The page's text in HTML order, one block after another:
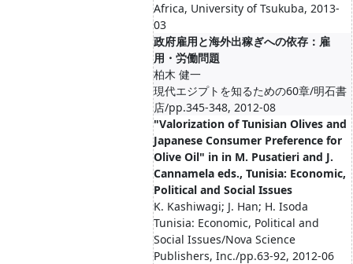
Africa, University of Tsukuba, 2013-
03
政府雇用と海外出稼ぎへの依存：雇
用・労働問題
柏木 健一
現代エジプトを知るための60章/明石書
店/pp.345-348, 2012-08
"Valorization of Tunisian Olives and
Japanese Consumer Preference for
Olive Oil" in in M. Pusatieri and J.
Cannamela eds., Tunisia: Economic,
Political and Social Issues
K. Kashiwagi; J. Han; H. Isoda
Tunisia: Economic, Political and
Social Issues/Nova Science
Publishers, Inc./pp.63-92, 2012-06